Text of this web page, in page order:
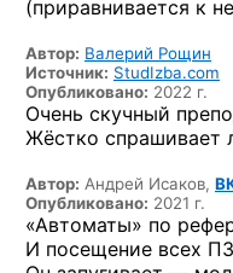
(приравнивается к
Автор: Валерий Рощин
Источник: StudIzba.com
Опубликовано: 2022 г.
Очень скучный
Жёстко спрашивает
Автор: Андрей Исаков,
Опубликовано: 2021 г.
«Автоматы» по
И посещение всех